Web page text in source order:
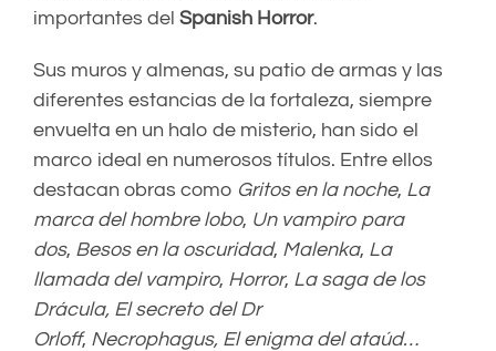
importantes del Spanish Horror.
Sus muros y almenas, su patio de armas y las
diferentes estancias de la fortaleza, siempre
envuelta en un halo de misterio, han sido el
marco ideal en numerosos títulos. Entre ellos
destacan obras como Gritos en la noche, La
marca del hombre lobo, Un vampiro para
dos, Besos en la oscuridad, Malenka, La
llamada del vampiro, Horror, La saga de los
Drácula, El secreto del Dr
Orloff, Necrophagus, El enigma delataúd…